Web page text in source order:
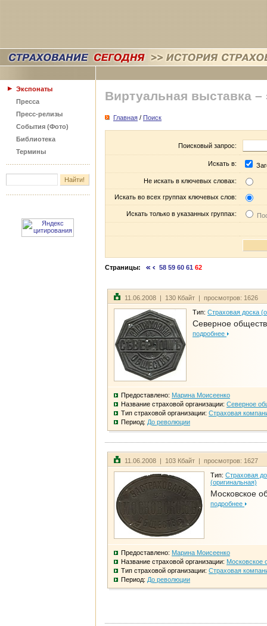
Экспонаты
Пресса
Пресс-релизы
События (Фото)
Библиотека
Термины
Виртуальная выставка –
Главная / Поиск
Поисковый запрос:
Искать в:
Не искать в ключевых словах:
Искать во всех группах ключевых слов:
Искать только в указанных группах:
Страницы: 58 59 60 61 62
11.06.2008 | 130 Кбайт | просмотров: 1626
Тип: Страховая доска
Северное
подробнее
Предоставлено: Марина Моисеенко
Название страховой организации: Северное
Тип страховой организации: Страховая
Период: До революции
11.06.2008 | 103 Кбайт | просмотров: 1627
Тип: Страховая
(оригинальная)
Московское
подробнее
Предоставлено: Марина Моисеенко
Название страховой организации: Московское
Тип страховой организации: Страховая
Период: До революции